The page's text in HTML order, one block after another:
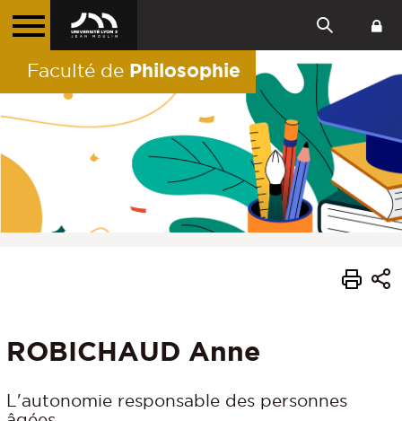
Faculté de Philosophie
ROBICHAUD Anne
L'autonomie responsable des personnes